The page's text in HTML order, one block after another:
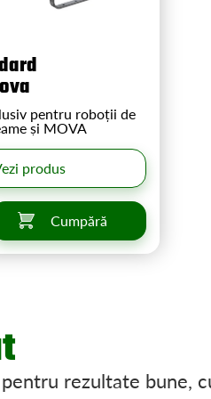
pentru roboții de
și MOVA
produs
Cumpără
rezultate bune,